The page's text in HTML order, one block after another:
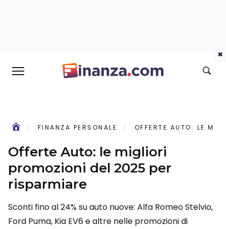
FINANZA PERSONALE OFFERTE AUTO: LE
Offerte Auto: le migliori
promozioni del 2025 per
risparmiare
Sconti fino al 24% su auto nuove: Alfa Romeo Stelvio,
Ford Puma, Kia EV6 e altre nelle promozioni di
×